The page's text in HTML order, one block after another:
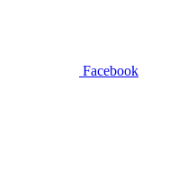
Facebook